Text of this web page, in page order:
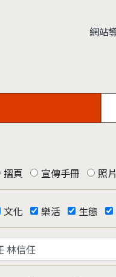
網站
摺頁 宣傳手冊 照片
文化 樂活 生態